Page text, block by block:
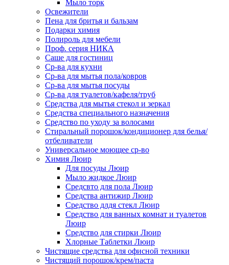
Мыло торк
Освежители
Пена для бритья и бальзам
Подарки химия
Полироль для мебели
Проф. серия НИКА
Саше для гостиниц
Ср-ва для кухни
Ср-ва для мытья пола/ковров
Ср-ва для мытья посуды
Ср-ва для туалетов/кафеля/труб
Средства для мытья стекол и зеркал
Средства специального назначения
Средство по уходу за волосами
Стиральный порошок/кондиционер для белья/
отбеливатели
Универсальное моющее ср-во
Химия Люир
Для посуды Люир
Мыло жидкое Люир
Средсвто для пола Люир
Средства антижир Люир
Средство длдя стекл Люир
Средство для ванных комнат и туалетов
Люир
Средство для стирки Люир
Хлорные Таблетки Люир
Чистящие средства для офисной техники
Чистящий порошок/крем/паста